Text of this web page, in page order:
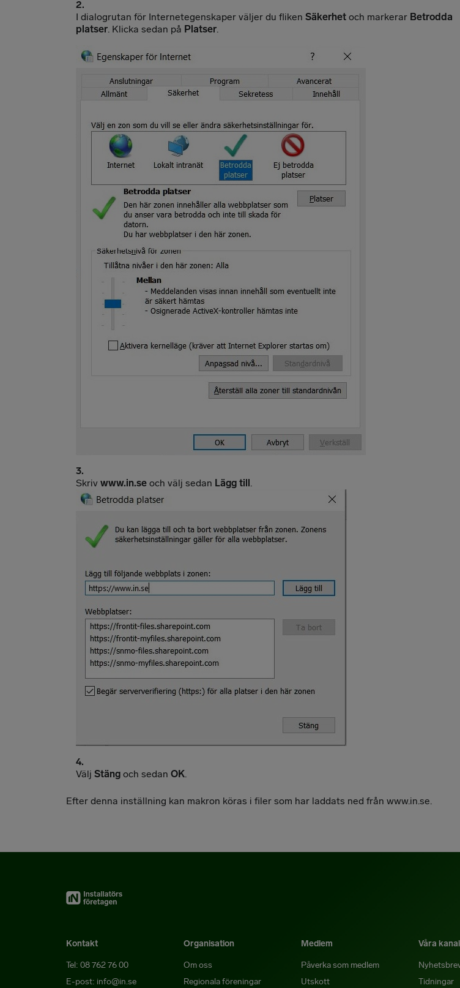
I dialogrutan för Internetegenskaper väljer du fliken Säkerhet och markerar Betrodda
platser. Klicka sedan på Platser.
Skriv www.in.se och välj sedan Lägg till .
Välj Stäng och sedan OK.
Efter denna inställning kan makron köras i filer som har laddats ned från www.in.se.
Kontakt
Tel: 08 762 76 00
E-post: info@in.se
Organisation
Om oss
Regionala föreningar
Medlem
Påverka som medlem
Utskott
Våra
Tidningar